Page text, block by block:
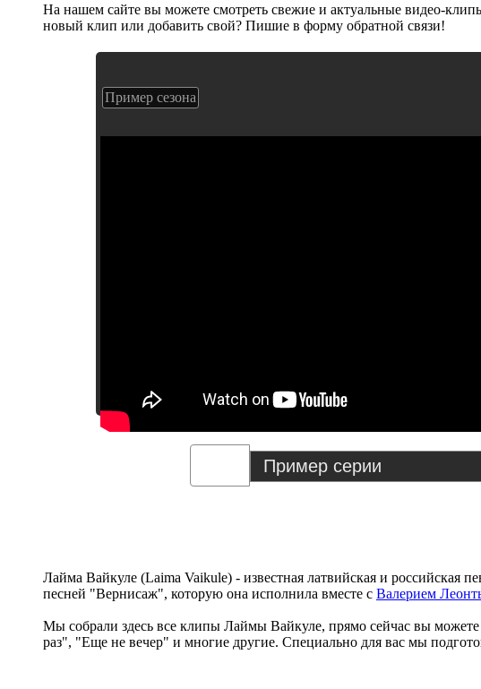
На нашем сайте вы можете смотреть свежие и актуальные видео-
новый клип или добавить свой? Пишие в форму обратной связи!
Пример сезона
Лайма Вайкуле (Laima Vaikule) - известная латвийская и российская
песней "Вернисаж", которую она исполнила вместе с Валерием
Мы собрали здесь все клипы Лаймы Вайкуле, прямо сейчас вы
раз", "Еще не вечер" и многие другие. Специально для вас мы